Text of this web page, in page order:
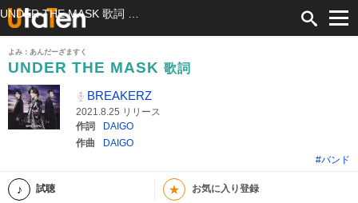
よみ：あんだーざますく
UNDER THE MASK 歌詞
BREAKERZ
2021.8.25 リリース
作詞
DAIGO
作曲
DAIGO
#バンド
試聴 ★ お気に入り登録